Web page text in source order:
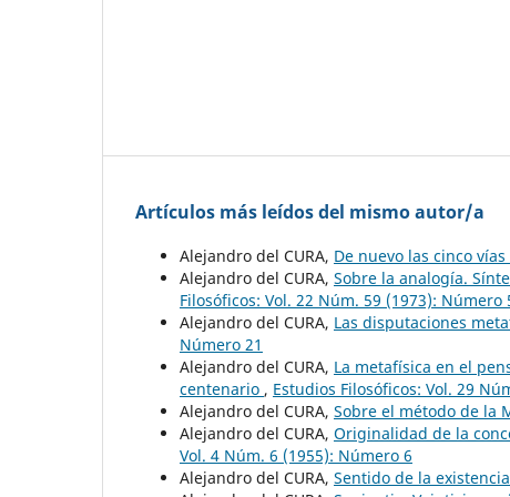
Artículos más leídos del mismo autor/a
Alejandro del CURA, De nuevo las cinco vías
Alejandro del CURA, Sobre la analogía.
Filosóficos: Vol. 22 Núm. 59 (1973): Número
Alejandro del CURA, Las disputaciones
Número 21
Alejandro del CURA, La metafísica en el
centenario , Estudios Filosóficos: Vol. 29
Alejandro del CURA, Sobre el método de la
Alejandro del CURA, Originalidad de la
Vol. 4 Núm. 6 (1955): Número 6
Alejandro del CURA, Sentido de la